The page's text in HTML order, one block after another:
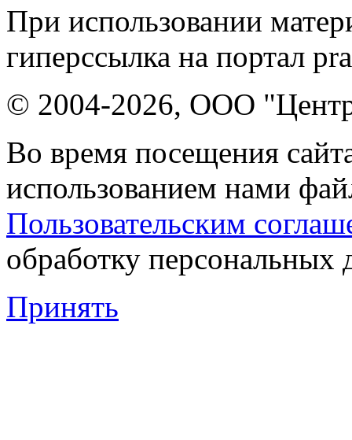
При использовании
гиперссылка на портал
© 2004-2026, ООО "Центр
Во время посещения
использованием нами
Пользовательским
обработку персональных
Принять